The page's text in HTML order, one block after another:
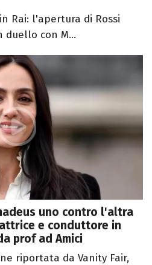
Rai: l'apertura di Rossi
duello con M...
uno contro l'altra
e conduttore in
prof ad Amici
riportata da Vanity Fair,